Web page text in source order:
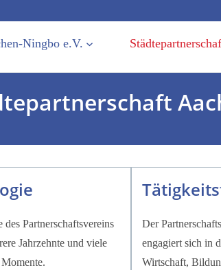
Ningbo e.V.
des Partnerschaftsvereins
Jahrzehnte und viele
Der
engagiert sich in
Wirtschaft,